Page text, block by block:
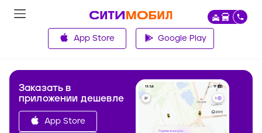
App Store Google Play
Заказать в
приложении дешевле
App Store